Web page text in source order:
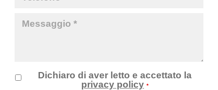
Dichiaro di aver letto e accettato la
privacy policy *